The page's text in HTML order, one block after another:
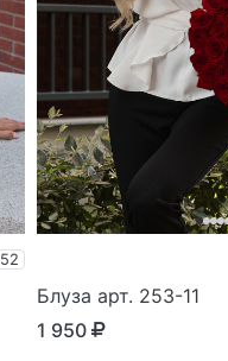
52
Блуза арт. 253-11
1 950